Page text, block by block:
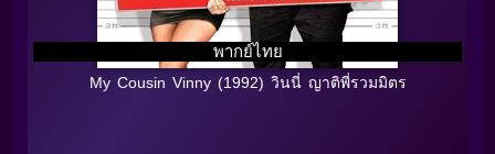
พากย์ไทย
My Cousin Vinny (1992) วินนี่ ญาติพี่รวมมิตร